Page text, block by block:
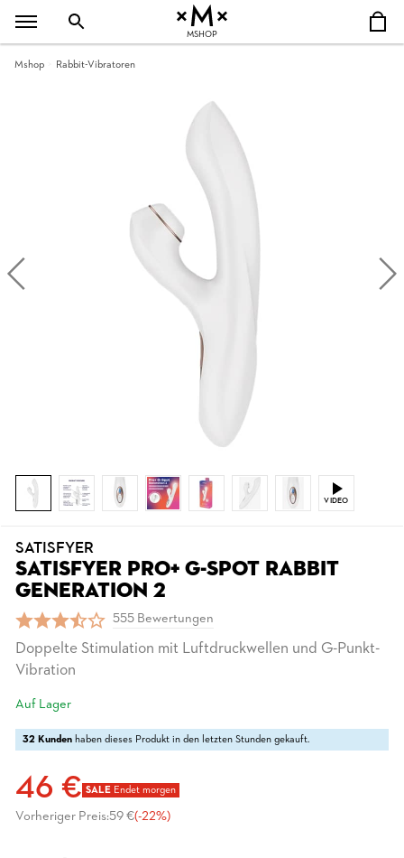
MSHOP
Mshop Rabbit-Vibratoren
VIDEO
SATISFYER
SATISFYER PRO+ G-SPOT RABBIT
GENERATION 2
555 Bewertungen
Doppelte Stimulation mit Luftdruckwellen und G-Punkt-
Vibration
Auf Lager
32 Kunden haben dieses Produkt in den letzten Stunden gekauft.
46 € SALE Endet morgen
Vorheriger Preis:59 €(-22%)